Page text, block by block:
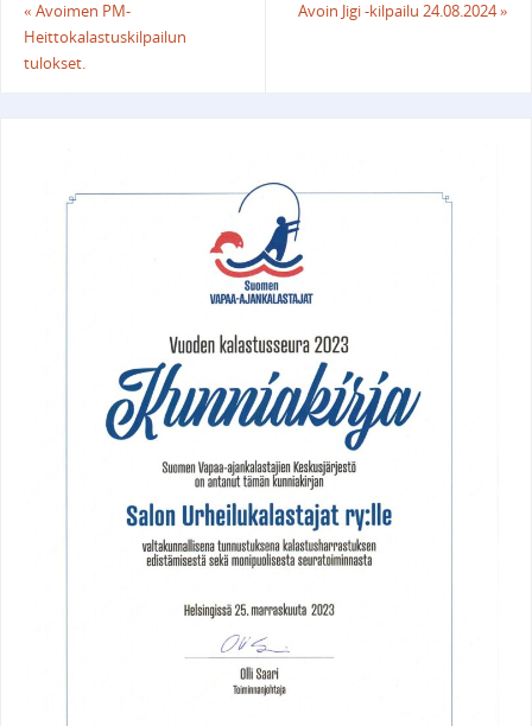
« Avoimen PM-
Heittokalastuskilpailun
tulokset.
Avoin Jigi -kilpailu 24.08.2024»